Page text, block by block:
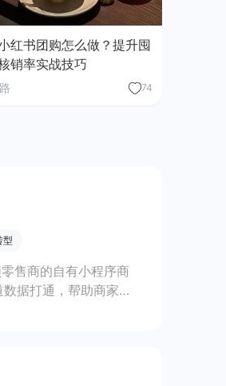
红书团购怎么做？提升囤
销率实战技巧
74
型
售商的自有小程序商
据打通，帮助商家快